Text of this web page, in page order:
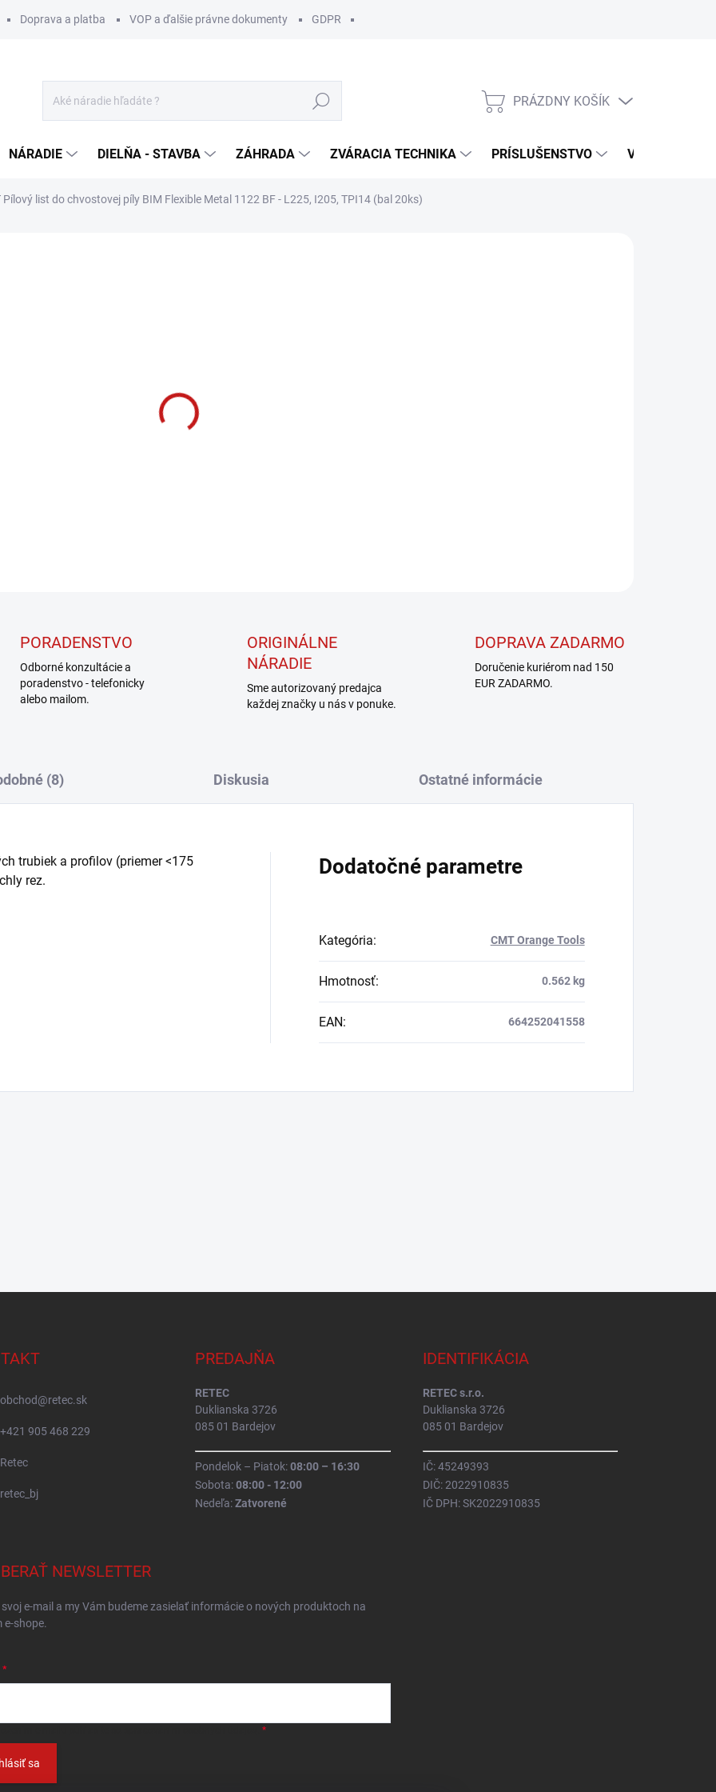
Doprava a platba VOP a ďalšie právne dokumenty GDPR
Hľadať
NÁKUPNÝ
PRÁZDNY KOŠÍK
NÁRADIE DIELŇA - STAVBA ZÁHRADA ZVÁRACIA TECHNIKA PRÍSLUŠENSTVO VÝROBCOVIA
Pílový list do chvostovej píly BIM Flexible Metal 1122 BF - L225, I205, TPI14 (bal 20ks)
PORADENSTVO
Odborné konzultácie a
poradenstvo - telefonicky
alebo mailom.
ORIGINÁLNE
NÁRADIE
Sme autorizovaný predajca
každej značky u nás v ponuke.
DOPRAVA ZADARMO
Doručenie kuriérom nad 150
EUR ZADARMO.
(8) Diskusia Ostatné informácie
trubiek a profilov (priemer <175
rez.
Dodatočné parametre
Kategória: CMT Orange Tools
Hmotnosť: 0.562 kg
EAN: 664252041558
obchod@retec.sk
+421 905 468 229
Retec
retec_bj
PREDAJŇA
RETEC
Duklianska 3726
085 01 Bardejov
Pondelok – Piatok:08:00 – 16:30
Sobota:08:00 - 12:00
Nedeľa:Zatvorené
IDENTIFIKÁCIA
RETEC s.r.o.
Duklianska 3726
085 01 Bardejov
IČ: 45249393
DIČ: 2022910835
IČ DPH: SK2022910835
NEWSLETTER
e-mail a my Vám budeme zasielať informácie o nových produktoch na
e-shope.
sa